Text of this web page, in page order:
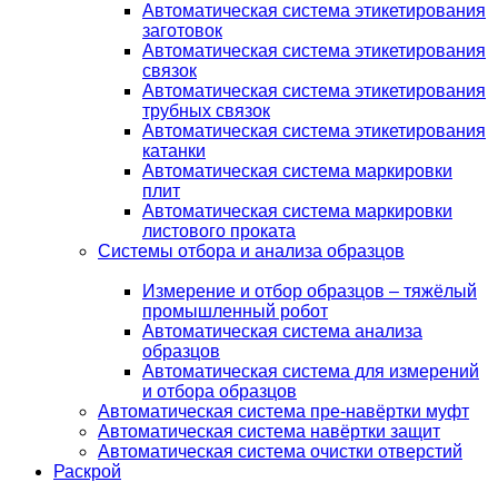
Автоматическая система этикетирования
заготовок
Автоматическая система этикетирования
связок
Автоматическая система этикетирования
трубных связок
Автоматическая система этикетирования
катанки
Автоматическая система маркировки
плит
Автоматическая система маркировки
листового проката
Системы отбора и анализа образцов
Измерение и отбор образцов – тяжёлый
промышленный робот
Автоматическая система анализа
образцов
Автоматическая система для измерений
и отбора образцов
Автоматическая система пре-навёртки муфт
Автоматическая система навёртки защит
Автоматическая система очистки отверстий
Раскрой